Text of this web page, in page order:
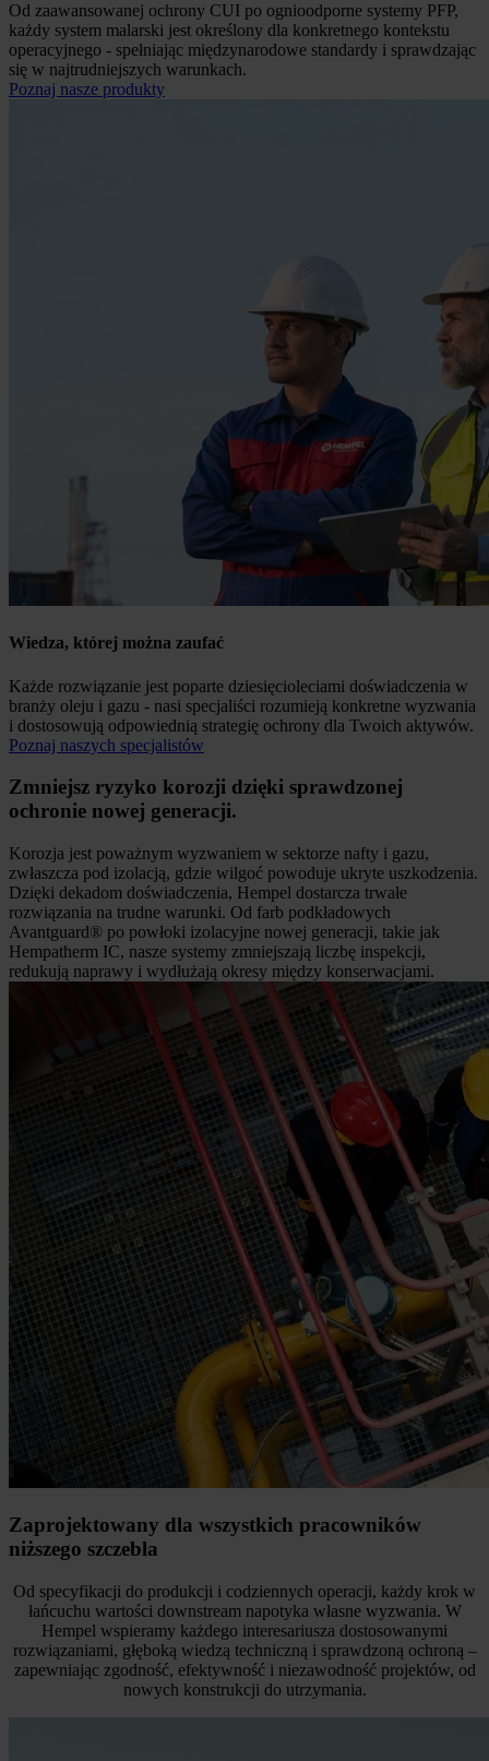
Od zaawansowanej ochrony CUI po ognioodporne systemy PFP,
każdy system malarski jest określony dla konkretnego kontekstu
operacyjnego - spełniając międzynarodowe standardy i sprawdzając
się w najtrudniejszych warunkach.
Poznaj nasze produkty
Wiedza, której można zaufać
Każde rozwiązanie jest poparte dziesięcioleciami doświadczenia w
branży oleju i gazu - nasi specjaliści rozumieją konkretne wyzwania
i dostosowują odpowiednią strategię ochrony dla Twoich aktywów.
Poznaj naszych specjalistów
Zmniejsz ryzyko korozji dzięki sprawdzonej
ochronie nowej generacji.
Korozja jest poważnym wyzwaniem w sektorze nafty i gazu,
zwłaszcza pod izolacją, gdzie wilgoć powoduje ukryte uszkodzenia.
Dzięki dekadom doświadczenia, Hempel dostarcza trwałe
rozwiązania na trudne warunki. Od farb podkładowych
Avantguard® po powłoki izolacyjne nowej generacji, takie jak
Hempatherm IC, nasze systemy zmniejszają liczbę inspekcji,
redukują naprawy i wydłużają okresy między konserwacjami.
Zaprojektowany dla wszystkich pracowników
niższego szczebla
Od specyfikacji do produkcji i codziennych operacji, każdy krok w
łańcuchu wartości downstream napotyka własne wyzwania. W
Hempel wspieramy każdego interesariusza dostosowanymi
rozwiązaniami, głęboką wiedzą techniczną i sprawdzoną ochroną –
zapewniając zgodność, efektywność i niezawodność projektów, od
nowych konstrukcji do utrzymania.